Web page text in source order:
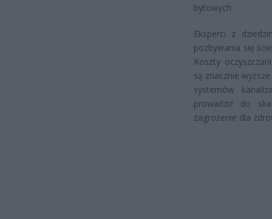
bytowych.
Eksperci z
pozbywania się
Koszty
są znacznie
systemów
prowadzić do
zagrożenie dla